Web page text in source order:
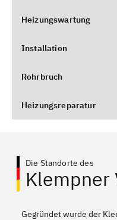
Heizungswartung
Installation
Rohrbruch
Heizungsreparatur
Die Standorte des
Klempner
Gegründet wurde der